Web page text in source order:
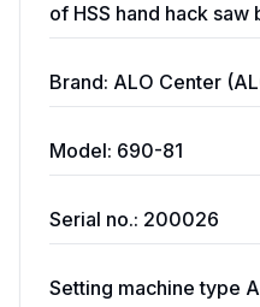
of HSS hand hack saw
Brand: ALO Center
Model: 690-81
Serial no.: 200026
Setting machine type